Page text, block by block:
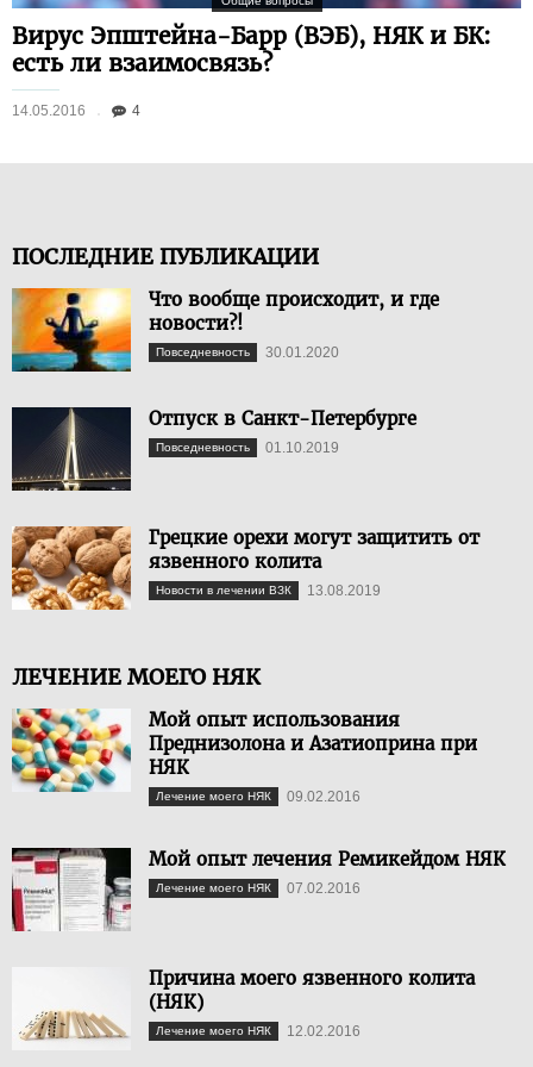
Вирус Эпштейна-Барр (ВЭБ), НЯК и БК:
есть ли взаимосвязь?
14.05.2016 4
ПОСЛЕДНИЕ ПУБЛИКАЦИИ
Что вообще происходит, и где
новости?!
Повседневность 30.01.2020
Отпуск в Санкт-Петербурге
Повседневность 01.10.2019
Грецкие орехи могут защитить от
язвенного колита
Новости в лечении ВЗК 13.08.2019
ЛЕЧЕНИЕ МОЕГО НЯК
Мой опыт использования
Преднизолона и Азатиоприна при
НЯК
Лечение моего НЯК 09.02.2016
Мой опыт лечения Ремикейдом НЯК
Лечение моего НЯК 07.02.2016
Причина моего язвенного колита
(НЯК)
Лечение моего НЯК 12.02.2016